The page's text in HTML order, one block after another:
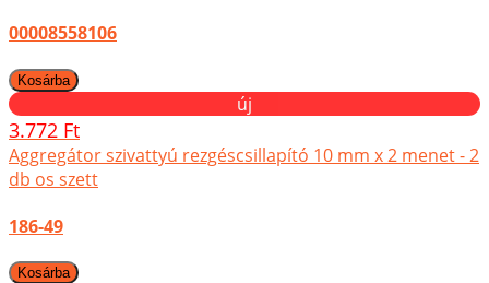
00008558106
új
3.772 Ft
Aggregátor szivattyú rezgéscsillapító 10 mm x 2 menet - 2
db os szett
186-49